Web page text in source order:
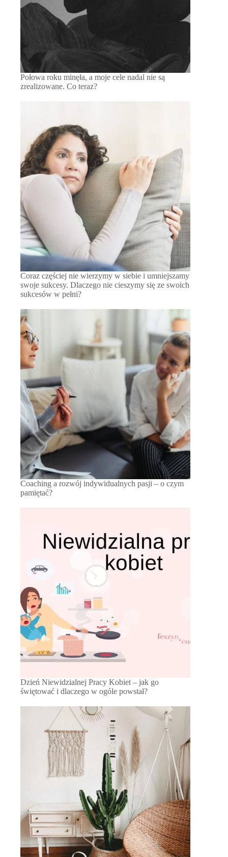
Połowa roku minęła, a moje cele nadal nie są
zrealizowane. Co teraz?
Coraz częściej nie wierzymy w siebie i umniejszamy
swoje sukcesy. Dlaczego nie cieszymy się ze swoich
sukcesów w pełni?
Coaching a rozwój indywidualnych pasji – o czym
pamiętać?
Dzień Niewidzialnej Pracy Kobiet – jak go
świętować i dlaczego w ogóle powstał?